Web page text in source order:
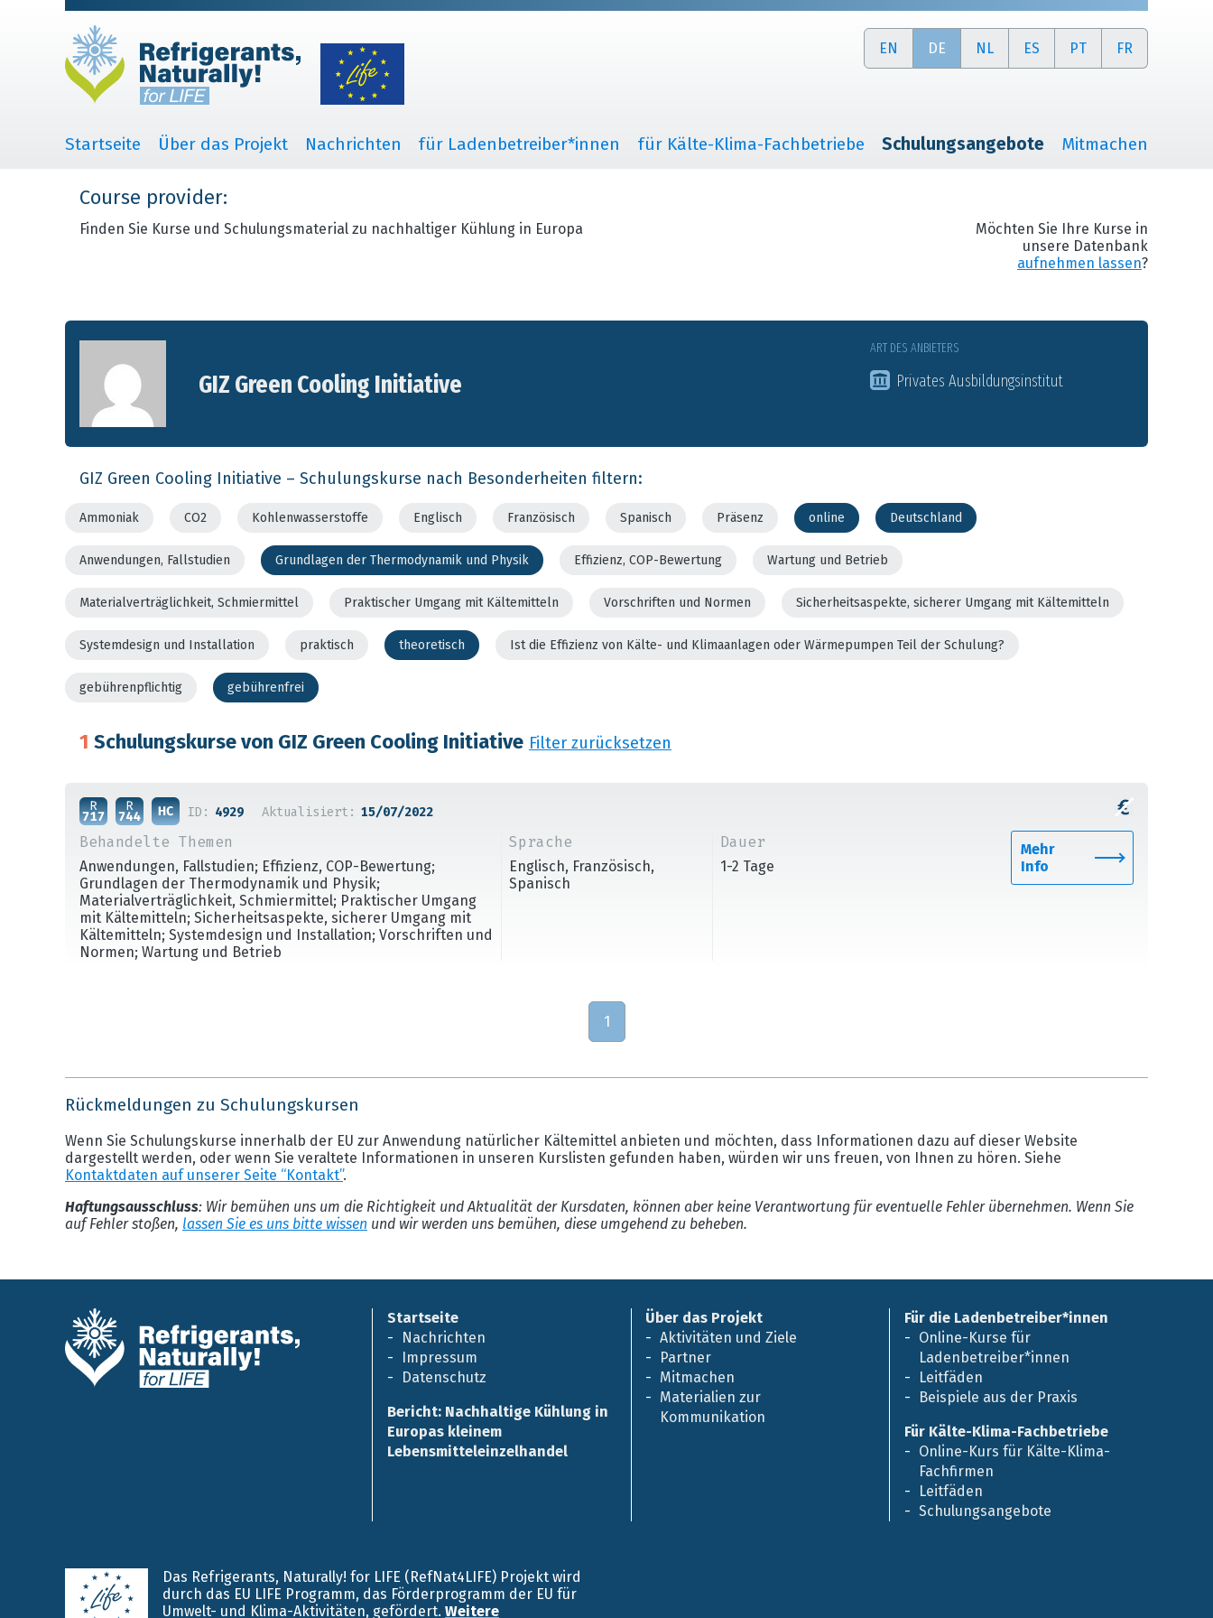
EN DE NL ES PT FR
Startseite Über das Projekt Nachrichten für Ladenbetreiber*innen für Kälte-Klima-Fachbetriebe Schulungsangebote Mitmachen
Course provider:
Finden Sie Kurse und Schulungsmaterial zu nachhaltiger Kühlung in Europa
Möchten Sie Ihre Kurse in
unsere Datenbank
aufnehmen lassen?
GIZ Green Cooling Initiative
ART DES ANBIETERS
Privates Ausbildungsinstitut
GIZ Green Cooling Initiative – Schulungskurse nach Besonderheiten filtern:
Ammoniak CO2 Kohlenwasserstoffe Englisch Französisch Spanisch Präsenz online Deutschland
Anwendungen, Fallstudien Grundlagen der Thermodynamik und Physik Effizienz, COP-Bewertung Wartung und Betrieb
Materialverträglichkeit, Schmiermittel Praktischer Umgang mit Kältemitteln Vorschriften und Normen Sicherheitsaspekte, sicherer Umgang mit Kältemitteln
Systemdesign und Installation praktisch theoretisch Ist die Effizienz von Kälte- und Klimaanlagen oder Wärmepumpen Teil der Schulung?
gebührenpflichtig gebührenfrei
1 Schulungskurse von GIZ Green Cooling Initiative Filter zurücksetzen
ID: 4929 Aktualisiert: 15/07/2022
Behandelte Themen
Anwendungen, Fallstudien; Effizienz, COP-Bewertung;
Grundlagen der Thermodynamik und Physik;
Materialverträglichkeit, Schmiermittel; Praktischer Umgang
mit Kältemitteln; Sicherheitsaspekte, sicherer Umgang mit
Kältemitteln; Systemdesign und Installation; Vorschriften und
Normen; Wartung und Betrieb
Sprache
Englisch, Französisch,
Spanisch
Dauer
1-2 Tage
Mehr
Info
1
Rückmeldungen zu Schulungskursen
Wenn Sie Schulungskurse innerhalb der EU zur Anwendung natürlicher Kältemittel anbieten und möchten, dass Informationen dazu auf dieser Website
dargestellt werden, oder wenn Sie veraltete Informationen in unseren Kurslisten gefunden haben, würden wir uns freuen, von Ihnen zu hören. Siehe
Kontaktdaten auf unserer Seite “Kontakt”.
Haftungsausschluss: Wir bemühen uns um die Richtigkeit und Aktualität der Kursdaten, können aber keine Verantwortung für eventuelle Fehler übernehmen. Wenn Sie
auf Fehler stoßen, lassen Sie es uns bitte wissen und wir werden uns bemühen, diese umgehend zu beheben.
Startseite
Nachrichten
Impressum
Datenschutz
Bericht: Nachhaltige Kühlung in
Europas kleinem
Lebensmitteleinzelhandel
Über das Projekt
Aktivitäten und Ziele
Partner
Mitmachen
Materialien zur
Kommunikation
Für die Ladenbetreiber*innen
Online-Kurse für
Ladenbetreiber*innen
Leitfäden
Beispiele aus der Praxis
Für Kälte-Klima-Fachbetriebe
Online-Kurs für Kälte-Klima-
Fachfirmen
Leitfäden
Schulungsangebote
Das Refrigerants, Naturally! for LIFE (RefNat4LIFE) Projekt wird
durch das EU LIFE Programm, das Förderprogramm der EU für
Umwelt- und Klima-Aktivitäten, gefördert. Weitere